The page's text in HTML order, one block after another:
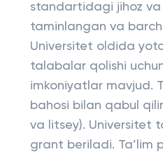
standartidagi jihoz
taminlangan va
Universitet oldida
talabalar qolishi
imkoniyatlar mavjud.
bahosi bilan qabul
va litsey). Universitet
grant beriladi.